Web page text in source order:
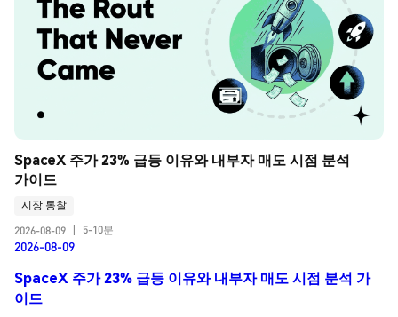
SpaceX 주가 23% 급등 이유와 내부자 매도 시점 분석
가이드
시장 통찰
2026-08-09
5-10분
2026-08-09
SpaceX 주가 23% 급등 이유와 내부자 매도 시점 분석 가
이드